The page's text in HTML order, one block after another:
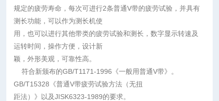
规定的疲劳寿命，每次可进行2条普通V带的疲劳试验，并具有
测长功能，可以作为测长机使
用，也可以进行其他带类的疲劳试验和测长，数字显示转速及
运转时间，操作方便，设计新
颖，外形美观，可靠性高。
符合新颁布的GB/T1171-1996《一般用普通V带》。
GB/T15328《普通V带疲劳试验方法（无扭
距法）》以及JISK6323-1989的要求。